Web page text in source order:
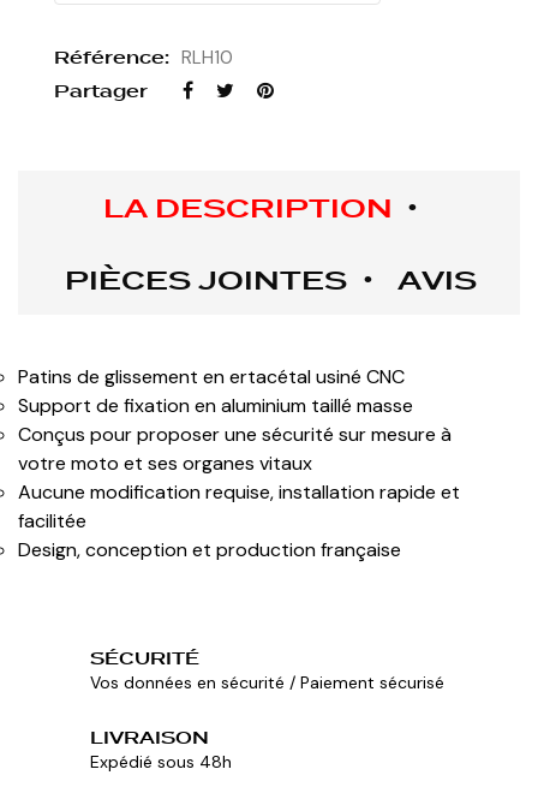
Référence: RLH10
Partager
LA DESCRIPTION
PIÈCES JOINTES
AVIS
Patins de glissement en ertacétal usiné CNC
Support de fixation en aluminium taillé masse
Conçus pour proposer une sécurité sur mesure à
votre moto et ses organes vitaux
Aucune modification requise, installation rapide et
facilitée
Design, conception et production française
SÉCURITÉ
Vos données en sécurité / Paiement sécurisé
LIVRAISON
Expédié sous 48h